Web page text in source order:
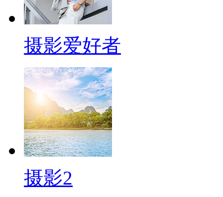
摄影爱好者
摄影2